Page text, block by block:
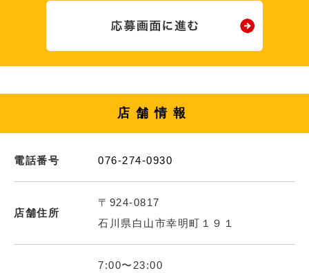
店舗情報
電話番号 076-274-0930
店舗住所
〒924-0817
石川県白山市幸明町１９１
7:00〜23:00